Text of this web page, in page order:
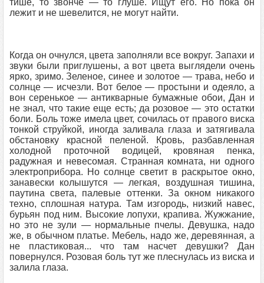
тише, то звонче — то глуше. Ищут его. Но пока он
лежит и не шевелится, не могут найти.
Когда он очнулся, цвета заполняли все вокруг. Запахи и
звуки были приглушены, а вот цвета выглядели очень
ярко, зримо. Зеленое, синее и золотое — трава, небо и
солнце — исчезли. Вот белое — простыни и одеяло, а
вон серенькое — антикварные бумажные обои, Дан и
не знал, что такие еще есть; да розовое — это остатки
боли. Боль тоже имела цвет, сочилась от правого виска
тонкой струйкой, иногда заливала глаза и затягивала
обстановку красной пеленой. Кровь, разбавленная
холодной проточной водицей, кровяная пенка,
радужная и невесомая. Странная комната, ни одного
электроприбора. Но солнце светит в раскрытое окно,
занавески колышутся — легкая, воздушная тишина,
паутина света, палевые оттенки. За окном никакого
техно, сплошная натура. Там изгородь, низкий навес,
бурьян под ним. Высокие лопухи, крапива. Жужжание,
но это не зули — нормальные пчелы. Девушка, надо
же, в обычном платье. Мебель, надо же, деревянная, а
не пластиковая... что там насчет девушки? Дан
повернулся. Розовая боль тут же плеснулась из виска и
залила глаза.